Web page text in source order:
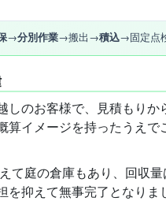
→分別作業→搬出→積込→固定点
しのお客様で、見積もり
算イメージを持ったうえ
て庭の倉庫もあり、回収量
を抑えて無事完了となりま